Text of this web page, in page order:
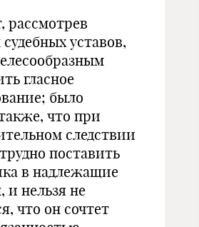
рассмотрев
уставов,
гласное
было
что при
следствии
поставить
в надлежащие
и нельзя не
что он сочтет